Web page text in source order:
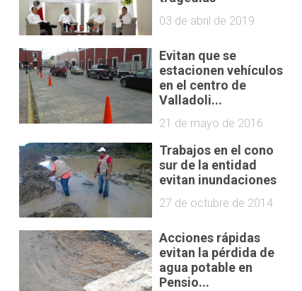
03 de abril de 2019
Evitan que se
estacionen vehículos
en el centro de
Valladoli...
21 de mayo de 2016
Trabajos en el cono
sur de la entidad
evitan inundaciones
27 de octubre de 2014
Acciones rápidas
evitan la pérdida de
agua potable en
Pensio...